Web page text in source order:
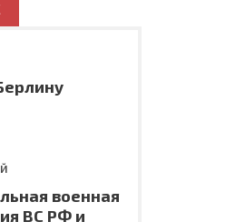
военная
ВС РФ и